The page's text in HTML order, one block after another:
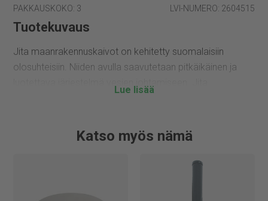
PAKKAUSKOKO: 3 LVI-NUMERO: 2604515
Tuotekuvaus
Jita maanrakennuskaivot on kehitetty suomalaisiin
olosuhteisiin. Niiden avulla saavutetaan pitkäikäinen ja
putkituksesta suuriin infrarakentamisen kohteisiin.
Jita jäteveden tarkastuskaivo PRO 400/315-110 on
valmis kaivopaketti moneen eri viemäröinnin kohteeseen.
Katso myös nämä